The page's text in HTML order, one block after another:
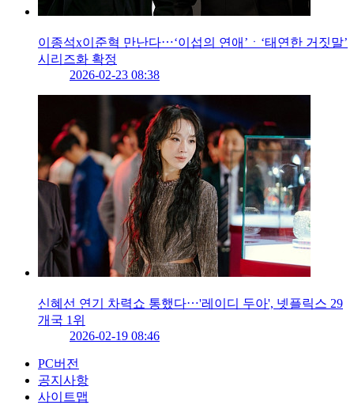
이종석x이준혁 만난다⋯‘이섭의 연애’ㆍ‘태연한 거짓말’
시리즈화 확정
2026-02-23 08:38
신혜선 연기 차력쇼 통했다⋯'레이디 두아', 넷플릭스 29
개국 1위
2026-02-19 08:46
PC버전
공지사항
사이트맵